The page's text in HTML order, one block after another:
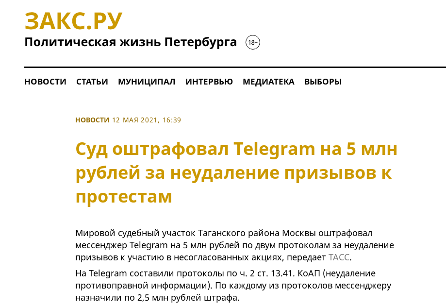
НОВОСТИ СТАТЬИ МУНИЦИПАЛ ИНТЕРВЬЮ МЕДИАТЕКА ВЫБОРЫ
НОВОСТИ 12 МАЯ 2021, 16:39
Суд оштрафовал Telegram на 5 млн
рублей за неудаление призывов к
протестам
Мировой судебный участок Таганского района Москвы оштрафовал
мессенджер Telegram на 5 млн рублей по двум протоколам за неудаление
призывов к участию в несогласованных акциях, передает ТАСС.
На Telegram составили протоколы по ч. 2 ст. 13.41. КоАП (неудаление
противоправной информации). По каждому из протоколов мессенджеру
назначили по 2,5 млн рублей штрафа.